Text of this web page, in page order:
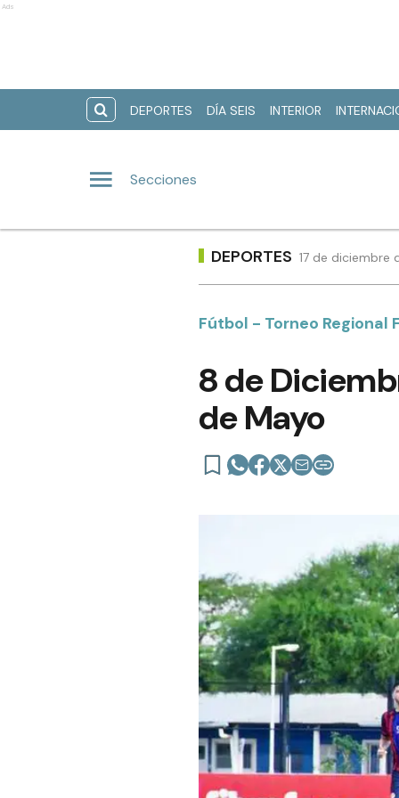
Ads
DEPORTES DÍA SEIS INTERIOR
Secciones
DEPORTES 17 de diciembre
Fútbol - Torneo Regional
8 de
de Mayo